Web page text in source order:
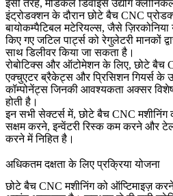
इसी तरह,मेडिकल डिवाइसउद्योग
इंट्रोडक्शन के दौरान छोटे बैच CNC
बायोकम्पैटिबल मटेरियल्स, जैसे
किए गए जटिल पार्ट्स को रेगुलेटरी मानकों
साथ डिलीवर किया जा सकता है।
रोबोटिक्स और ऑटोमेशन के लिए, छोटे बैच
एक्चुएटर ब्रैकेट्स और प्रिसिशन गियर्स के
कॉम्पोनेंट्स जिनकी आवश्यकता अक्सर
होती है।
इन सभी सेक्टर्स में, छोटे बैच CNC
सक्षम करने, इन्वेंटरी रिस्क कम करने और
करने में निहित है।
अधिकतम दक्षता के लिए प्रक्रिया योजना
छोटे बैच CNC मशीनिंग को ऑप्टिमाइज़